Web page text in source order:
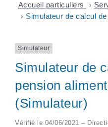
Accueil particuliers >
> Simulateur de calcul
Simulateur
Simulateur de
pension
(Simulateur)
Vérifié le 04/06/2021 –